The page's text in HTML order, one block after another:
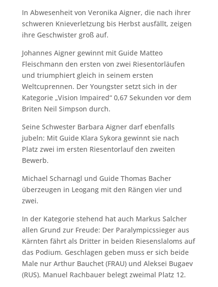
In Abwesenheit von Veronika Aigner, die nach ihrer
schweren Knieverletzung bis Herbst ausfällt, zeigen
ihre Geschwister groß auf.
Johannes Aigner gewinnt mit Guide Matteo
Fleischmann den ersten von zwei Riesentorläufen
und triumphiert gleich in seinem ersten
Weltcuprennen. Der Youngster setzt sich in der
Kategorie „Vision Impaired“ 0,67 Sekunden vor dem
Briten Neil Simpson durch.
Seine Schwester Barbara Aigner darf ebenfalls
jubeln: Mit Guide Klara Sykora gewinnt sie nach
Platz zwei im ersten Riesentorlauf den zweiten
Bewerb.
Michael Scharnagl und Guide Thomas Bacher
überzeugen in Leogang mit den Rängen vier und
zwei.
In der Kategorie stehend hat auch Markus Salcher
allen Grund zur Freude: Der Paralympicssieger aus
Kärnten fährt als Dritter in beiden Riesenslaloms auf
das Podium. Geschlagen geben muss er sich beide
Male nur Arthur Bauchet (FRAU) und Aleksei Bugaev
(RUS). Manuel Rachbauer belegt zweimal Platz 12.